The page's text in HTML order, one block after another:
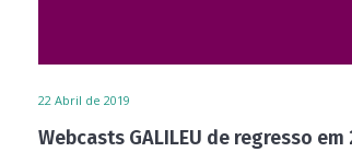
22 Abril de 2019
Webcasts GALILEU de regresso em